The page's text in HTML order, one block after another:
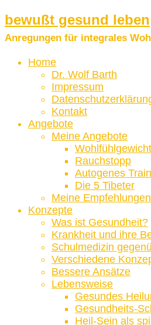
bewußt gesund leben
Anregungen für integrales
Home
Dr. Wolf Barth
Impressum
Kontakt
Angebote
Meine Angebote
Wohlfühlgewicht
Rauchstopp
Autogenes
Die 5 Tibeter
Meine Empfehlungen
Konzepte
Was ist Gesundheit?
Krankheit und ihre
Schulmedizin
Verschiedene
Bessere Ansätze
Lebensweise
Gesundes
Gesundheits-
Heil-Sein als